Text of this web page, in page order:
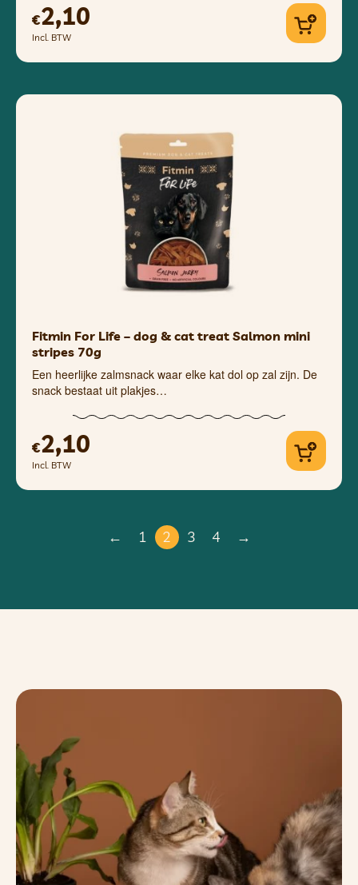
€2,10
Incl. BTW
Fitmin For Life – dog & cat treat Salmon mini
stripes 70g
Een heerlijke zalmsnack waar elke kat dol op zal zijn. De
snack bestaat uit plakjes…
€2,10
Incl. BTW
← 1 2 3 4 →